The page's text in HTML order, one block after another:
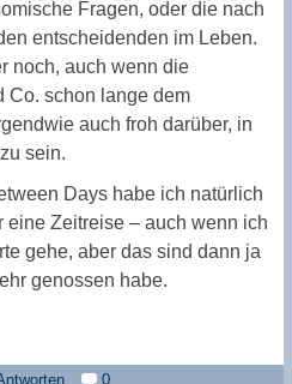
Fragen, oder die nach
entscheidenden im Leben.
noch, auch wenn die
Co. schon lange dem
auch froh darüber, in
sein.
Days habe ich natürlich
eine Zeitreise – auch wenn ich
gehe, aber das sind dann ja
genossen habe.
0